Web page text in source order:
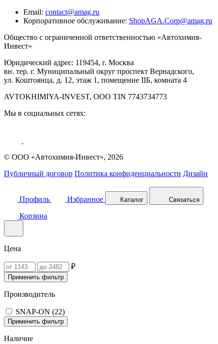
Email: contact@amag.ru
Корпоративное обслуживание: ShopAGA.Corp@amag.ru
Общество с ограниченной ответственностью «Автохимия-
Инвест»
Юридический адрес: 119454, г. Москва
вн. тер. г. Муниципальный округ проспект Вернадского,
ул. Коштоянца, д. 12, этаж 1, помещение IIБ, комната 4
AVTOKHIMIYA-INVEST, OOO TIN 7743734773
Мы в социальных сетях:
© ООО «Автохимия-Инвест», 2026
Публичный договор Политика конфиденциальности Дизайн
Профиль Избранное Каталог Связаться
Корзина
Цена
₽
Применить фильтр
Производитель
SNAP-ON (22)
Применить фильтр
Наличие